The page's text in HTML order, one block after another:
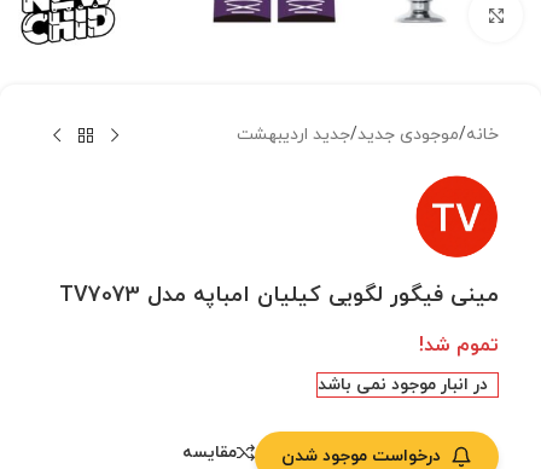
بزرگنمایی تصویر
خانه/موجودی جدید/جدید اردیبهشت
مینی فیگور لگویی کیلیان امباپه مدل TV7073
تموم شد!
در انبار موجود نمی باشد
درخواست موجود شدن مقایسه